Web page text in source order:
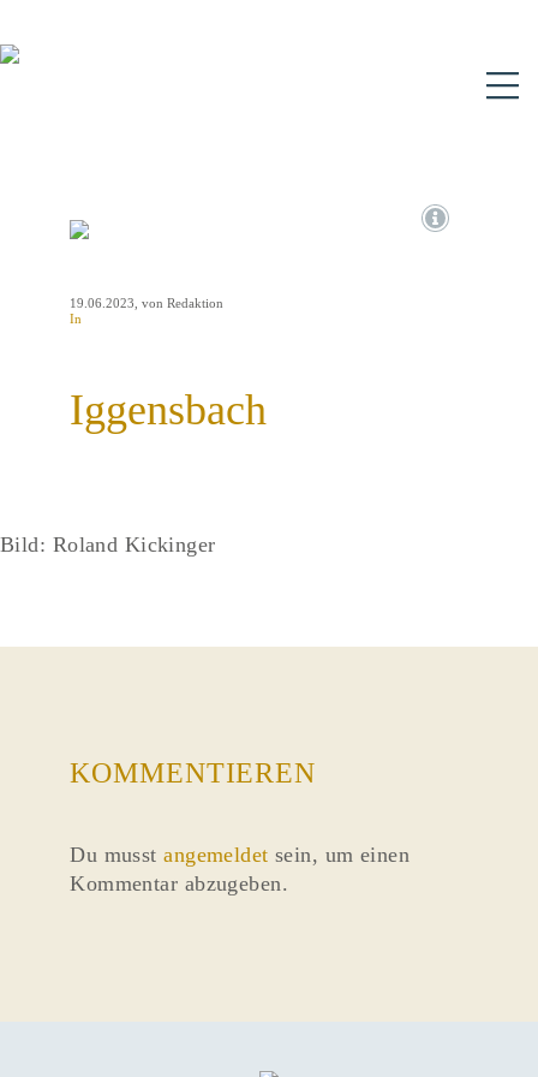
19.06.2023 , von Redaktion
In
Iggensbach
Bild: Roland Kickinger
KOMMENTIEREN
Du musstangemeldet sein, um einen
Kommentar abzugeben.